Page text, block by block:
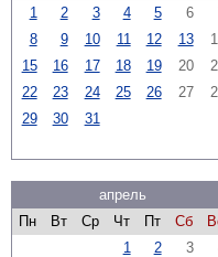
1
2 3 4 5 6
8
9 10 11 12 13
15
16 17 18 19 20
22
23 24 25 26 27
29
30 31
апрель
Пн
Вт Ср Чт Пт Сб
1
2 3